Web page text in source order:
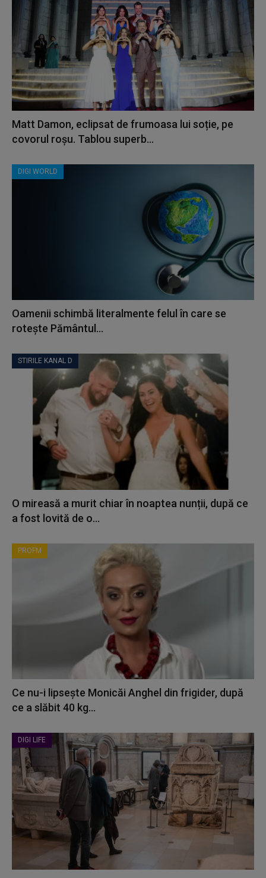
Matt Damon, eclipsat de frumoasa lui soție, pe
covorul roșu. Tablou superb...
DIGI WORLD
Oamenii schimbă literalmente felul în care se
rotește Pământul...
STIRILE KANAL D
O mireasă a murit chiar în noaptea nunții, după ce
a fost lovită de o...
PROFM
Ce nu-i lipsește Monicăi Anghel din frigider, după
ce a slăbit 40 kg...
DIGI LIFE